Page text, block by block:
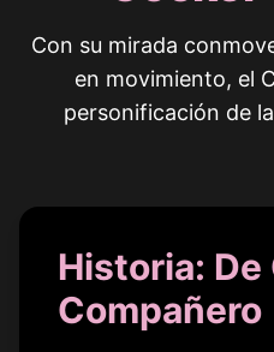
Con su mirada
en movimiento, el
personificación de
Historia: De
Compañero